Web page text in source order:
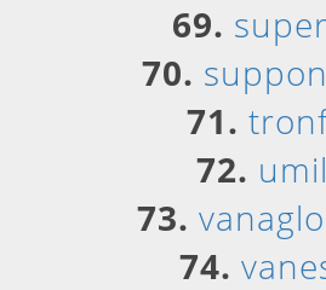
69.
70.
71.
72.
73.
74.